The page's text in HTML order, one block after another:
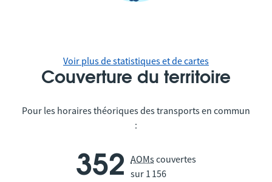
Couverture du territoire
Pour les horaires théoriques des transports en commun
:
352 AOMscouvertes
sur 1 156
Voir plus de statistiques et de cartes